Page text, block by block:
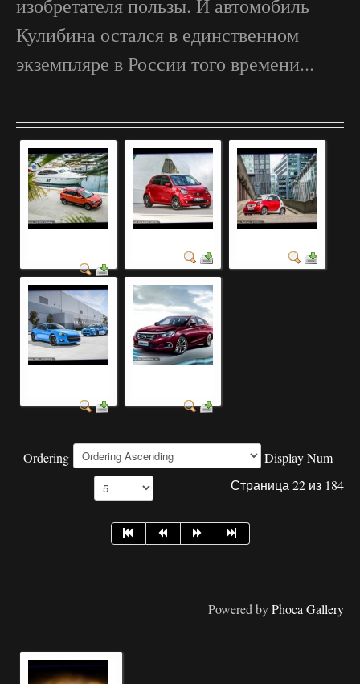
изобретателя пользы. И автомобиль
Кулибина остался в единственном
экземпляре в России того времени...
Ordering
Display Num
Страница 22 из 184
Powered byPhoca Gallery